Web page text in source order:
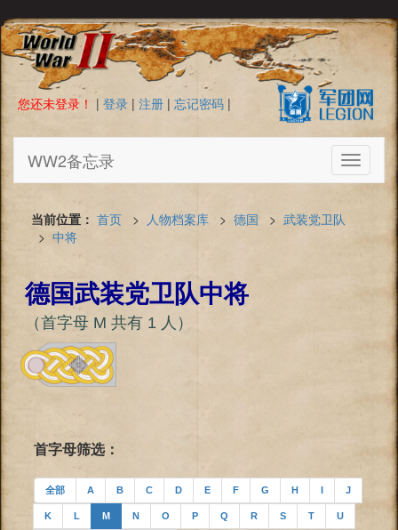
您还未登录！ | 登录 | 注册 | 忘记密码 |
Toggle
WW2备忘录
当前位置： 首页 > 人物档案库 > 德国 > 武装党卫队
> 中将
德国武装党卫队中将
（首字母 M 共有 1 人）
首字母筛选：
全部 A B C D E F G H I J
K L M N O P Q R S T U